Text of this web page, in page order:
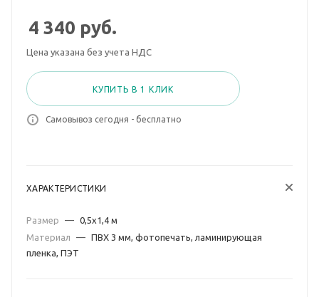
4 340 руб.
Цена указана без учета НДС
КУПИТЬ В 1 КЛИК
Самовывоз сегодня - бесплатно
ХАРАКТЕРИСТИКИ
Размер — 0,5х1,4 м
Материал
— ПВХ 3 мм, фотопечать, ламинирующая
пленка, ПЭТ